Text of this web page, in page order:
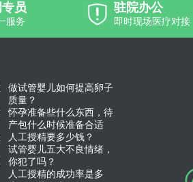
员
服务
驻院办公
即时现场医疗对接
做试管婴儿如何提高卵子
质量？
怀孕准备些什么东西，待
产包什么时候准备合适
人工授精要多少钱？
试管婴儿五大不良情绪，
你犯了吗？
人工授精的成功率是多